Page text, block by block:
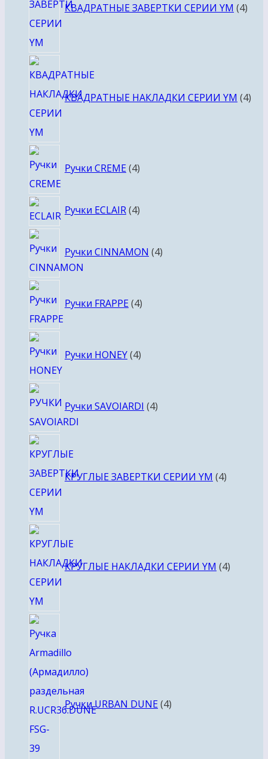
КВАДРАТНЫЕ ЗАВЕРТКИ СЕРИИ YM 4
КВАДРАТНЫЕ НАКЛАДКИ СЕРИИ YM 4
Ручки CREME 4товара
Ручки ECLAIR 44
Ручки CINNAMON 4товара
Ручки FRAPPE 4товара
Ручки HONEY 4товара
Ручки SAVOIARDI 4товара
КРУГЛЫЕ ЗАВЕРТКИ СЕРИИ YM 4
КРУГЛЫЕ НАКЛАДКИ СЕРИИ YM 4
Ручки URBAN DUNE 4